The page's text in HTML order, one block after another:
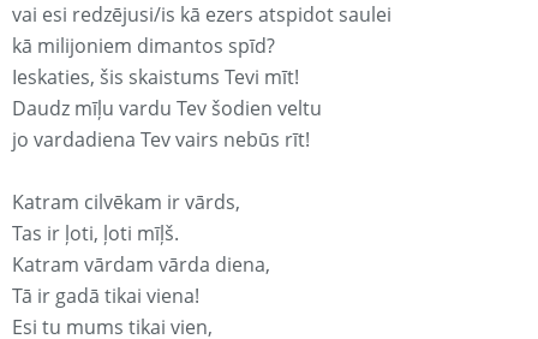
vai esi redzējusi/is kā ezers atspidot saulei
kā milijoniem dimantos spīd?
Ieskaties, šis skaistums Tevi mīt!
Daudz mīļu vardu Tev šodien veltu
jo vardadiena Tev vairs nebūs rīt!
Katram cilvēkam ir vārds,
Tas ir ļoti, ļoti mīļš.
Katram vārdam vārda diena,
Tā ir gadā tikai viena!
Esi tu mums tikai vien,